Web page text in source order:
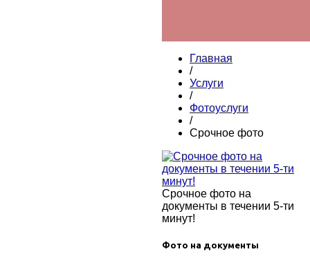
Главная
/
Услуги
/
Фотоуслуги
/
Срочное фото
Срочное фото на
документы в течении 5-ти
минут!
Фото на документы